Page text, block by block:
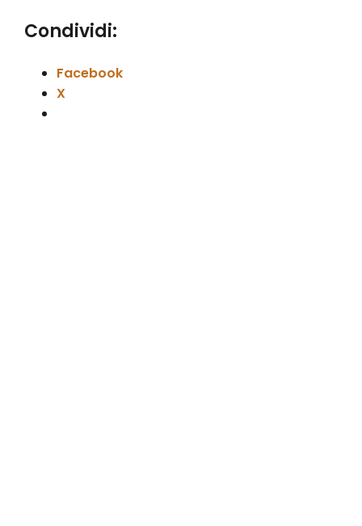
Condividi:
Facebook
X